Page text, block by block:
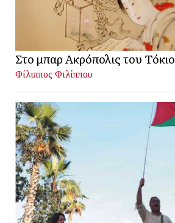
Στο μπαρ Ακρόπολις του Τόκιο
Φίλιππος Φιλίππου